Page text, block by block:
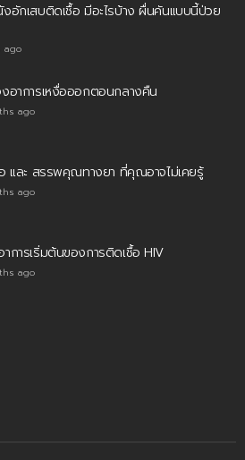
งอักเสบติดเชื้อ มีอะไรบ้าง ผื่นคันแบบนี้ป่วย
ago
งอาการเหงื่อออกตอนกลางคืน
ago
อ และ สรรพคุณทางยา ที่คุณอาจไม่เคยรู้
ago
การเริ่มต้นของการติดเชื้อ HIV
ago